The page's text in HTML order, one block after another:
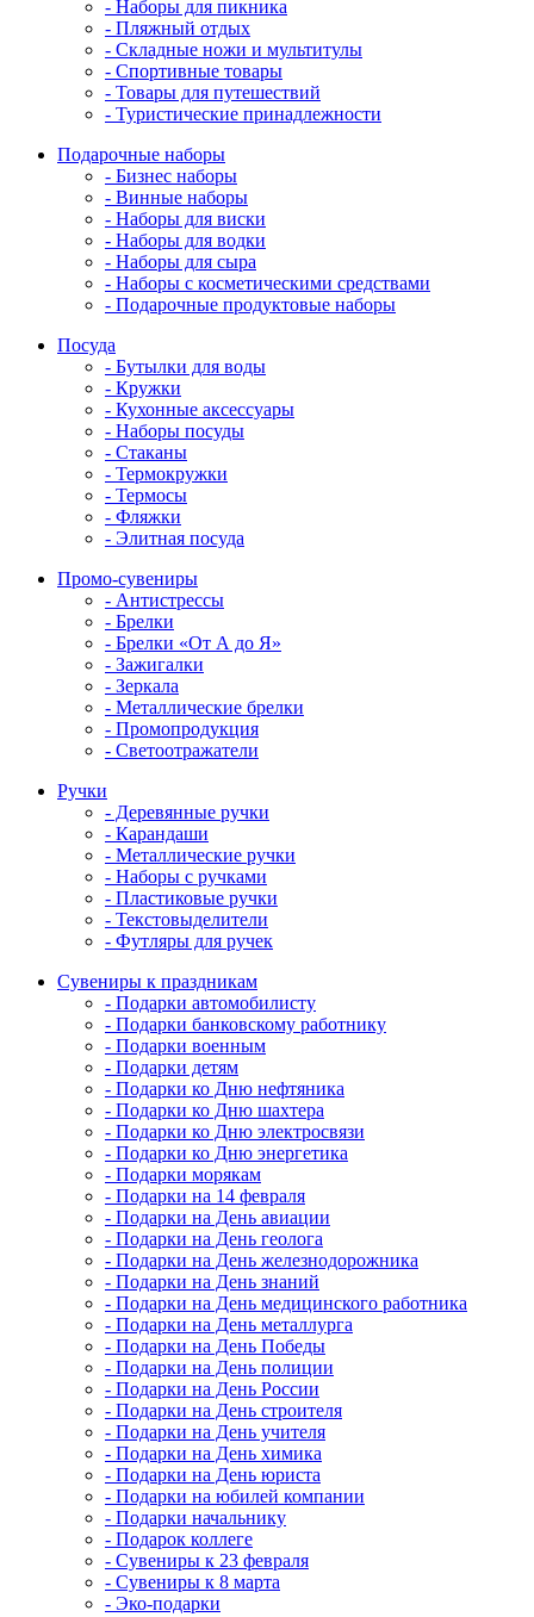
- Наборы для пикника
- Пляжный отдых
- Складные ножи и мультитулы
- Спортивные товары
- Товары для путешествий
- Туристические принадлежности
Подарочные наборы
- Бизнес наборы
- Винные наборы
- Наборы для виски
- Наборы для водки
- Наборы для сыра
- Наборы с косметическими средствами
- Подарочные продуктовые наборы
Посуда
- Бутылки для воды
- Кружки
- Кухонные аксессуары
- Наборы посуды
- Стаканы
- Термокружки
- Термосы
- Фляжки
- Элитная посуда
Промо-сувениры
- Антистрессы
- Брелки
- Брелки «От А до Я»
- Зажигалки
- Зеркала
- Металлические брелки
- Промопродукция
- Светоотражатели
Ручки
- Деревянные ручки
- Карандаши
- Металлические ручки
- Наборы с ручками
- Пластиковые ручки
- Текстовыделители
- Футляры для ручек
Сувениры к праздникам
- Подарки автомобилисту
- Подарки банковскому работнику
- Подарки военным
- Подарки детям
- Подарки ко Дню нефтяника
- Подарки ко Дню шахтера
- Подарки ко Дню электросвязи
- Подарки ко Дню энергетика
- Подарки морякам
- Подарки на 14 февраля
- Подарки на День авиации
- Подарки на День геолога
- Подарки на День железнодорожника
- Подарки на День знаний
- Подарки на День медицинского работника
- Подарки на День металлурга
- Подарки на День Победы
- Подарки на День полиции
- Подарки на День России
- Подарки на День строителя
- Подарки на День учителя
- Подарки на День химика
- Подарки на День юриста
- Подарки на юбилей компании
- Подарки начальнику
- Подарок коллеге
- Сувениры к 23 февраля
- Сувениры к 8 марта
- Эко-подарки